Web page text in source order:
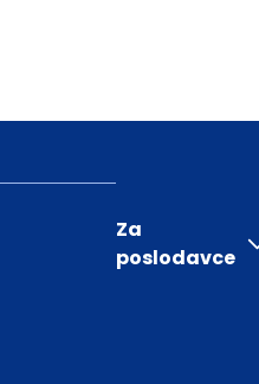
Za
poslodavce